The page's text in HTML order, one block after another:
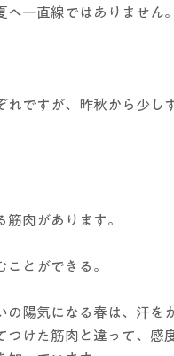
へ一直線ではありません
れですが、昨秋から少
肉があります。
とができる。
の陽気になる春は、汗を
つけた筋肉と違って、感